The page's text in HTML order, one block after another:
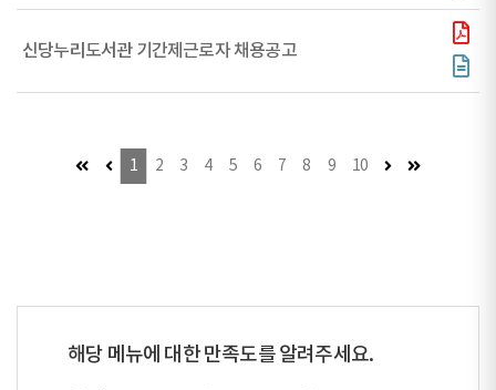
신당누리도서관 기간제근로자 채용공고
첫 페이지 (이동불가)
이전 페이지 (이동불가)
1 2 3 4 5 6 7 8 9 10 다음 페이지마지막 페이
해당 메뉴에 대한 만족도를 알려주세요.